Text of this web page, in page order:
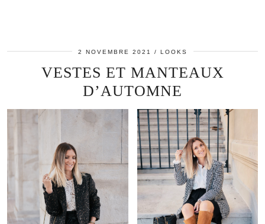
2 NOVEMBRE 2021 LOOKS
VESTES ET MANTEAUX
D’AUTOMNE